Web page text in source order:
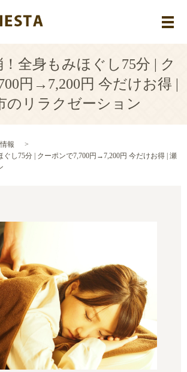
メ
全身もみほぐし75分 | ク
円→7,200円 今だけお得 |
のリラクゼーション
報
し75分 | クーポンで7,700円→7,200円 今だけお得 | 瀬